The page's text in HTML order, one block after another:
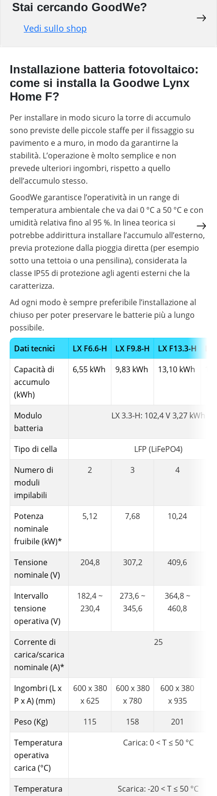
Stai cercando GoodWe?
Vedi sullo shop
Installazione batteria fotovoltaico:
come si installa la Goodwe Lynx
Home F?
Per installare in modo sicuro la torre di accumulo
sono previste delle piccole staffe per il fissaggio su
pavimento e a muro, in modo da garantirne la
stabilità. L’operazione è molto semplice e non
prevede ulteriori ingombri, rispetto a quello
dell’accumulo stesso.
GoodWe garantisce l’operatività in un range di
temperatura ambientale che va dai 0 °C a 50 °C e con
umidità relativa fino al 95 %. In linea teorica si
potrebbe addirittura installare l’accumulo all’esterno,
previa protezione dalla pioggia diretta (per esempio
sotto una tettoia o una pensilina), considerata la
classe IP55 di protezione agli agenti esterni che la
caratterizza.
Ad ogni modo è sempre preferibile l’installazione al
chiuso per poter preservare le batterie più a lungo
possibile.
Dati tecnici
LX F6.6-H LX F9.8-H LX F13.3-H
Capacità di
accumulo
(kWh)
6,55 kWh 9,83 kWh 13,10 kWh
Modulo
batteria
LX 3.3-H: 102,4 V 3,27 kWh
Tipo di cella
LFP (LiFePO4)
Numero di
moduli
impilabili
2 3 4
Potenza
nominale
fruibile (kW)*
5,12 7,68 10,24
Tensione
nominale (V)
204,8 307,2 409,6
Intervallo
tensione
operativa (V)
182,4 ~
230,4
273,6 ~
345,6
364,8 ~
460,8
Corrente di
carica/scarica
nominale (A)*
25
Ingombri (L x
P x A) (mm)
600 x 380
x 625
600 x 380
x 780
600 x 380
x 935
Peso (Kg)
115 158
201
Temperatura
operativa
carica (°C)
Carica: 0 < T ≤ 50 °C
Temperatura Scarica: -20 < T ≤ 50 °C